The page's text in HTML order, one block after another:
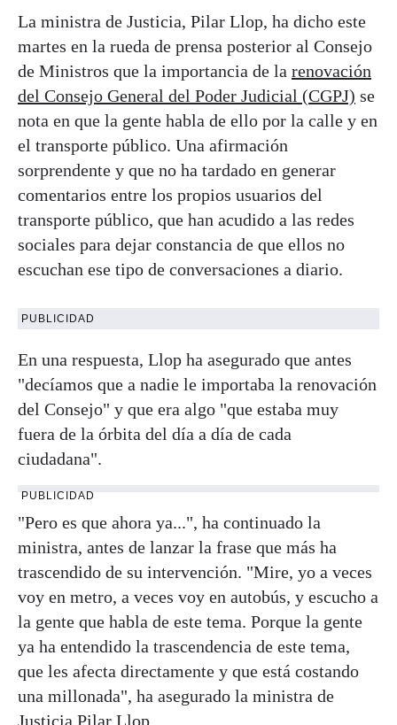
La ministra de Justicia, Pilar Llop, ha dicho este
martes en la rueda de prensa posterior al Consejo
de Ministros que la importancia de la renovación
del Consejo General del Poder Judicial (CGPJ) se
nota en que la gente habla de ello por la calle y en
el transporte público. Una afirmación
sorprendente y que no ha tardado en generar
comentarios entre los propios usuarios del
transporte público, que han acudido a las redes
sociales para dejar constancia de que ellos no
escuchan ese tipo de conversaciones a diario.
PUBLICIDAD
En una respuesta, Llop ha asegurado que antes
"decíamos que a nadie le importaba la renovación
del Consejo" y que era algo "que estaba muy
fuera de la órbita del día a día de cada
ciudadana".
PUBLICIDAD
"Pero es que ahora ya...", ha continuado la
ministra, antes de lanzar la frase que más ha
trascendido de su intervención. "Mire, yo a veces
voy en metro, a veces voy en autobús, y escucho a
la gente que habla de este tema. Porque la gente
ya ha entendido la trascendencia de este tema,
que les afecta directamente y que está costando
una millonada", ha asegurado la ministra de
Justicia Pilar Llop.